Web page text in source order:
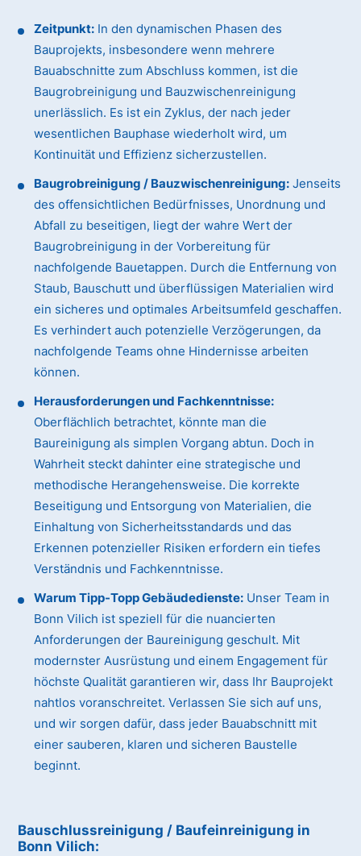
Zeitpunkt: In den dynamischen Phasen des
Bauprojekts, insbesondere wenn mehrere
Bauabschnitte zum Abschluss kommen, ist die
Baugrobreinigung und Bauzwischenreinigung
unerlässlich. Es ist ein Zyklus, der nach jeder
wesentlichen Bauphase wiederholt wird, um
Kontinuität und Effizienz sicherzustellen.
Baugrobreinigung / Bauzwischenreinigung: Jenseits
des offensichtlichen Bedürfnisses, Unordnung und
Abfall zu beseitigen, liegt der wahre Wert der
Baugrobreinigung in der Vorbereitung für
nachfolgende Bauetappen. Durch die Entfernung von
Staub, Bauschutt und überflüssigen Materialien wird
ein sicheres und optimales Arbeitsumfeld geschaffen.
Es verhindert auch potenzielle Verzögerungen, da
nachfolgende Teams ohne Hindernisse arbeiten
können.
Herausforderungen und Fachkenntnisse:
Oberflächlich betrachtet, könnte man die
Baureinigung als simplen Vorgang abtun. Doch in
Wahrheit steckt dahinter eine strategische und
methodische Herangehensweise. Die korrekte
Beseitigung und Entsorgung von Materialien, die
Einhaltung von Sicherheitsstandards und das
Erkennen potenzieller Risiken erfordern ein tiefes
Verständnis und Fachkenntnisse.
Warum Tipp-Topp Gebäudedienste: Unser Team in
Bonn Vilich ist speziell für die nuancierten
Anforderungen der Baureinigung geschult. Mit
modernster Ausrüstung und einem Engagement für
höchste Qualität garantieren wir, dass Ihr Bauprojekt
nahtlos voranschreitet. Verlassen Sie sich auf uns,
und wir sorgen dafür, dass jeder Bauabschnitt mit
einer sauberen, klaren und sicheren Baustelle
beginnt.
Bauschlussreinigung / Baufeinreinigung in
Bonn Vilich: